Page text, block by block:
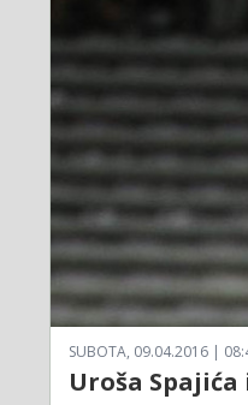
SUBOTA, 09.04.2016 |
Uroša